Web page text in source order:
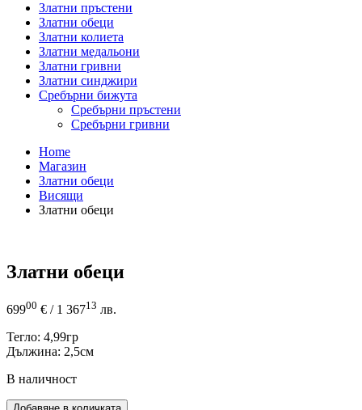
Златни пръстени
Златни обеци
Златни колиета
Златни медальони
Златни гривни
Златни синджири
Сребърни бижута
Сребърни пръстени
Сребърни гривни
Home
Магазин
Златни обеци
Висящи
Златни обеци
Златни обеци
69900 € / 1 36713 лв.
Тегло: 4,99гр
Дължина: 2,5см
В наличност
количество